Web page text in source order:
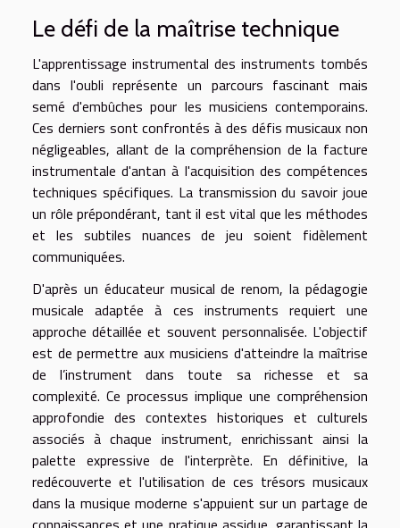
Le défi de la maîtrise technique
L'apprentissage instrumental des instruments tombés
dans l'oubli représente un parcours fascinant mais
semé d'embûches pour les musiciens contemporains.
Ces derniers sont confrontés à des défis musicaux non
négligeables, allant de la compréhension de la facture
instrumentale d'antan à l'acquisition des compétences
techniques spécifiques. La transmission du savoir joue
un rôle prépondérant, tant il est vital que les méthodes
et les subtiles nuances de jeu soient fidèlement
communiquées.
D'après un éducateur musical de renom, la pédagogie
musicale adaptée à ces instruments requiert une
approche détaillée et souvent personnalisée. L'objectif
est de permettre aux musiciens d'atteindre la maîtrise
de l’instrument dans toute sa richesse et sa
complexité. Ce processus implique une compréhension
approfondie des contextes historiques et culturels
associés à chaque instrument, enrichissant ainsi la
palette expressive de l'interprète. En définitive, la
redécouverte et l'utilisation de ces trésors musicaux
dans la musique moderne s'appuient sur un partage de